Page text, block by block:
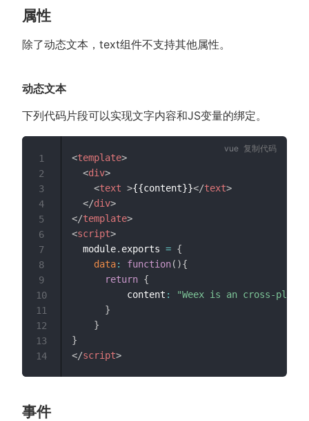
属性
除了动态文本，text组件不支持其他属性。
动态文本
下列代码片段可以实现文字内容和JS变量的绑定。
<template>
<div>
<text >{{content}}</text>
</div>
</template>
<script>
  module
. exports = {
data: function( ){
return {
          content
:
"Weex is an cross-
}
}
}
</script>
1
2
3
4
5
6
7
8
9
10
11
12
13
14
复制代码
事件